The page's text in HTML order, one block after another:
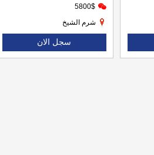
5800$
شرم الشيخ
سجل الان